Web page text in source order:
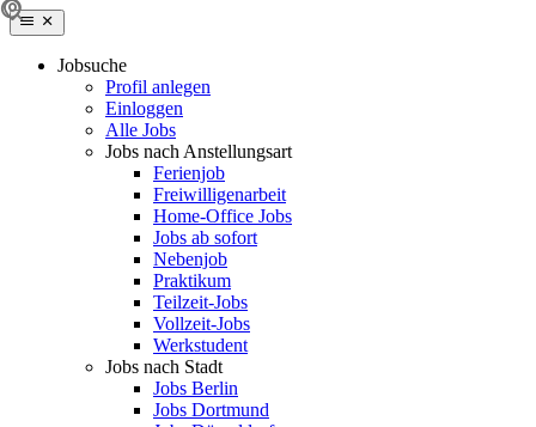
Jobsuche
Profil anlegen
Einloggen
Alle Jobs
Jobs nach Anstellungsart
Ferienjob
Freiwilligenarbeit
Home-Office Jobs
Jobs ab sofort
Nebenjob
Praktikum
Teilzeit-Jobs
Vollzeit-Jobs
Werkstudent
Jobs nach Stadt
Jobs Berlin
Jobs Dortmund